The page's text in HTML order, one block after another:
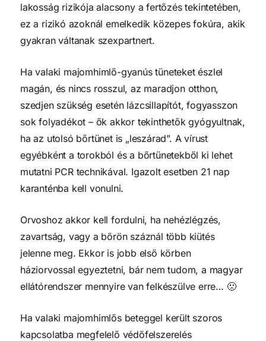
lakosság rizikója alacsony a fertőzés tekintetében,
ez a rizikó azoknál emelkedik közepes fokúra, akik
gyakran váltanak szexpartnert.
Ha valaki majomhimlő-gyanús tüneteket észlel
magán, és nincs rosszul, az maradjon otthon,
szedjen szükség esetén lázcsillapítót, fogyasszon
sok folyadékot – ők akkor tekinthetők gyógyultnak,
ha az utolsó bőrtünet is „leszárad”. A vírust
egyébként a torokból és a bőrtünetekből ki lehet
mutatni PCR technikával. Igazolt esetben 21 nap
karanténba kell vonulni.
Orvoshoz akkor kell fordulni, ha nehézlégzés,
zavartság, vagy a bőrön száznál több kiütés
jelenne meg. Ekkor is jobb első körben
háziorvossal egyeztetni, bár nem tudom, a magyar
ellátórendszer mennyire van felkészülve erre… 🙁
Ha valaki majomhimlős beteggel került szoros
kapcsolatba megfelelő védőfelszerelés